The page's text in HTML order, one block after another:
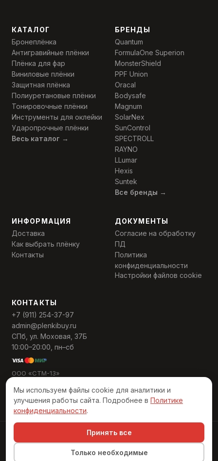
КАТАЛОГ
Бронеплёнка
Антигравийные плёнки
Плёнка для фар
Виниловые плёнки
Защитная плёнка
Полиуретановые плёнки
Тонировочные плёнки
Инструменты для оклейки
Ударопрочные плёнки
Весь каталог →
БРЕНДЫ
Quantum
FormulaOne Superion
MonsterShield
PPF Union
Oracal
Bodysafe
Magnum
SolarNex
SunControl
SPECTROLL
RAYNO
LLumar
Hexis
Suntek
Все бренды →
ИНФОРМАЦИЯ
Доставка
Как выбрать плёнку
Контакты
ДОКУМЕНТЫ
Согласие на обработку
ПД
Политика
конфиденциальности
Настройки файлов cookie
КОНТАКТЫ
+7 (911) 254-37-97
admin@plenkibuy.ru
СПб, ул. Моховая, 37Б
10:00–20:00, пн–сб
ООО «СТМ-13»
ОГРН 1137847495389
© 2026 «Пленкибай». Все права защищены
Разработано в Numeral Digital
Мы используем файлы cookie для аналитики и
улучшения работы сайта. Подробнее в Политике
конфиденциальности.
Принять все
Только необходимые